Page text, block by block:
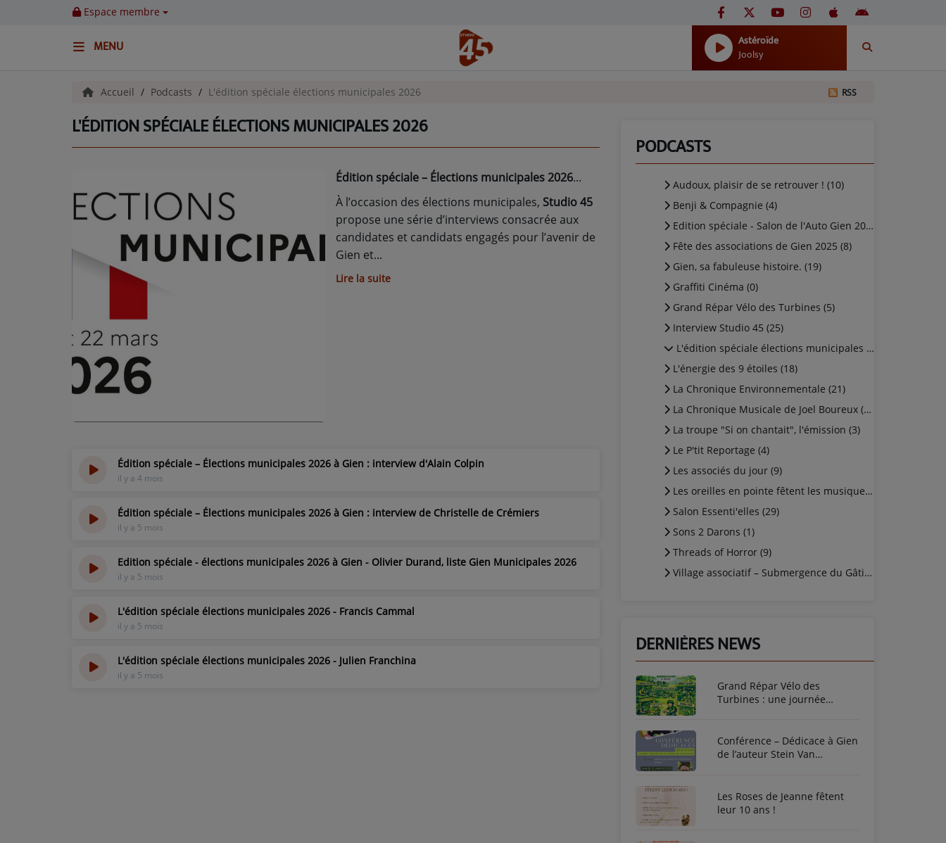
Espace membre
MENU
Astéroïde
Joolsy
GIEN, SA FABULEUSE HISTOIRE
GRAFFITI CINÉMA
LES ASSOCIÉS DU JOUR
LA CHRONIQUE ENVIRONNEMENTALE
L'ÉNERGIE DES 9 ÉTOILES
MIXTAPE ADDICT RADIO SHOW
"SI ON CHANTAIT", L'ÉMISSION
SONS 2 DARONS
Accueil Podcasts L'édition spéciale élections municipales 2026 RSS
L'ÉDITION SPÉCIALE ÉLECTIONS MUNICIPALES 2026
Édition spéciale – Élections municipales 2026
À l’occasion des élections municipales, Studio 45
propose une série d’interviews consacrée aux
candidates et candidats engagés pour l’avenir de
Gien et
Lire la suite
Édition spéciale – Élections municipales 2026 à Gien : interview d'Alain Colpin
il y a 4 mois
Édition spéciale – Élections municipales 2026 à Gien : interview de Christelle de Crémiers
il y a 5 mois
Edition spéciale - élections municipales 2026 à Gien - Olivier Durand, liste Gien Municipales 2026
il y a 5 mois
L'édition spéciale élections municipales 2026 - Francis Cammal
il y a 5 mois
L'édition spéciale élections municipales 2026 - Julien Franchina
il y a 5 mois
PODCASTS
Audoux, plaisir de se retrouver ! (10)
Benji & Compagnie (4)
Edition spéciale - Salon de l'Auto Gien 2025 (4)
Fête des associations de Gien 2025 (8)
Gien, sa fabuleuse histoire. (19)
Graffiti Cinéma (0)
Grand Répar Vélo des Turbines (5)
Interview Studio 45 (25)
L'édition spéciale élections municipales 2026 (5)
L'énergie des 9 étoiles (18)
La Chronique Environnementale (21)
La Chronique Musicale de Joel Boureux (12)
La troupe "Si on chantait", l'émission (3)
Le P'tit Reportage (4)
Les associés du jour (9)
Les oreilles en pointe fêtent les musiques ! (3)
Salon Essenti'elles (29)
Sons 2 Darons (1)
Threads of Horror (9)
Village associatif – Submergence du Gâtinais Libre (3)
DERNIÈRES NEWS
Grand Répar Vélo des
Turbines : une journée
Conférence – Dédicace à Gien
de l’auteur Stein Van
Les Roses de Jeanne fêtent
leur 10 ans !